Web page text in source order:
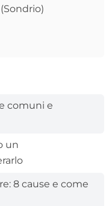
comuni e
un
8 cause e come